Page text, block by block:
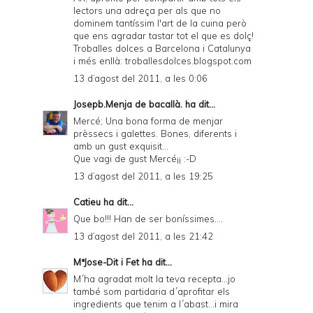
lectors una adreça per als que no
dominem tantíssim l'art de la cuina però
que ens agradar tastar tot el que es dolç!
Troballes dolces a Barcelona i Catalunya
i més enllà: troballesdolces.blogspot.com
13 d’agost del 2011, a les 0:06
Josepb.Menja de bacallà. ha dit...
Mercé; Una bona forma de menjar
prèssecs i galettes. Bones, diferents i
amb un gust exquisit...
Que vagi de gust Mercé¡¡ :-D
13 d’agost del 2011, a les 19:25
Catieu ha dit...
Que bo!!! Han de ser boníssimes....
13 d’agost del 2011, a les 21:42
MªJose-Dit i Fetha dit...
M´ha agradat molt la teva recepta...jo
també som partidaria d´aprofitar els
ingredients que tenim a l´abast...i mira